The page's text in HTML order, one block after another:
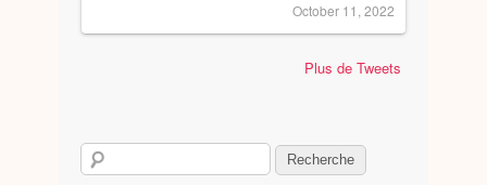
October 11, 2022
Plus de Tweets